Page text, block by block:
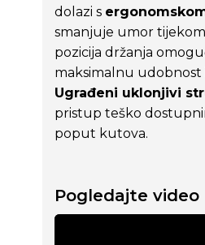
dolazi s
smanjuje umor
pozicija držanja
maksimalnu
Ugrađeni uklonjivi
pristup teško
poput kutova.
Pogledajte video